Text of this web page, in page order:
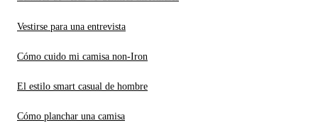
Vestirse para una entrevista
Cómo cuido mi camisa non-Iron
El estilo smart casual de hombre
Cómo planchar una camisa